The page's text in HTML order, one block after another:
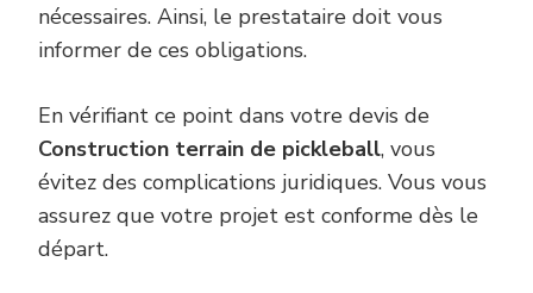
nécessaires. Ainsi, le prestataire doit vous
informer de ces obligations.
En vérifiant ce point dans votre devis de
Construction terrain de pickleball, vous
évitez des complications juridiques. Vous vous
assurez que votre projet est conforme dès le
départ.